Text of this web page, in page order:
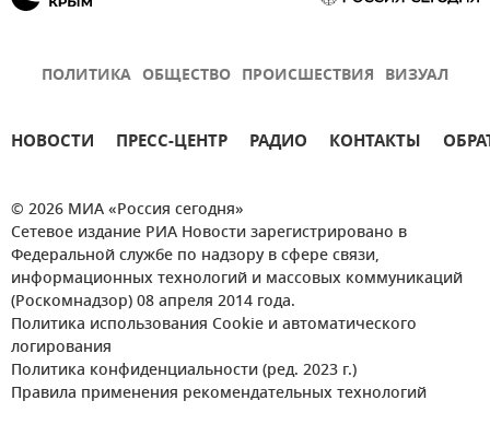
ПОЛИТИКА ОБЩЕСТВО ПРОИСШЕСТВИЯ ВИЗУАЛ
НОВОСТИ ПРЕСС-ЦЕНТР РАДИО КОНТАКТЫ
© 2026 МИА «Россия сегодня»
Сетевое издание РИА Новости зарегистрировано в
Федеральной службе по надзору в сфере связи,
информационных технологий и массовых коммуникаций
(Роскомнадзор) 08 апреля 2014 года.
Политика использования Cookie и автоматического
логирования
Политика конфиденциальности (ред. 2023 г.)
Правила применения рекомендательных технологий